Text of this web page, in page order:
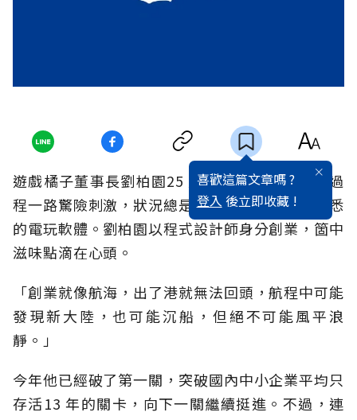
喜歡這篇文章嗎 ?
登入 後立即收藏 !
遊戲橘子董事長劉柏園25 歲創業，至今13年，過
程一路驚險刺激，狀況總是出其不意，近似他熟悉
的電玩軟體。劉柏園以程式設計師身分創業，箇中
滋味點滴在心頭。
「創業就像航海，出了港就無法回頭，航程中可能
發現新大陸，也可能沉船，但絕不可能風平浪
靜。」
今年他已經破了第一關，突破國內中小企業平均只
存活13 年的關卡，向下一關繼續挺進。不過，連